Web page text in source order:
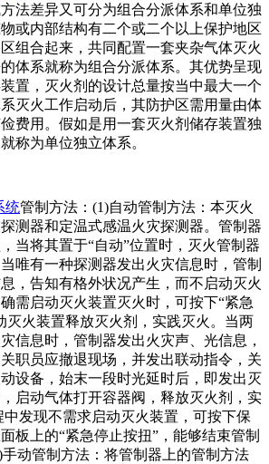
法差异又可分为组合分派体系和单位独
或内部结构有二个或二个以上保护地区
组合起来，共同配置一套夹杂气体灭火
体系就称为组合分派体系。其优势呈现
置，灭火剂的设计总量按当中最大一个
灭火工作启动后，其防护区需用量由体
费用。假如是用一套灭火剂储存装置独
称为单位独立体系。
统管制方法：(1)自动管制方法：本灭火
测器和定温式感温火灾探测器。管制器
当将其置于“自动”位置时，灭火管制器
唯有一种探测器发出火灾信息时，管制
，告知有格外状况产生，而不启动灭火
需启动灭火装置灭火时，可按下“紧急
灭火装置释放灭火剂，实践灭火。当两
信息时，管制器发出火灾声、光信息，
职员应撤退现场，并发出联动指令，关
动设备，始末一段时光延时后，即发出灭
启动气体打开容器阀，释放灭火剂，实
发现不需求启动灭火装置，可按下保
板上的“紧急停止按扭”，能够结束管制
动管制方法：将管制器上的管制方法